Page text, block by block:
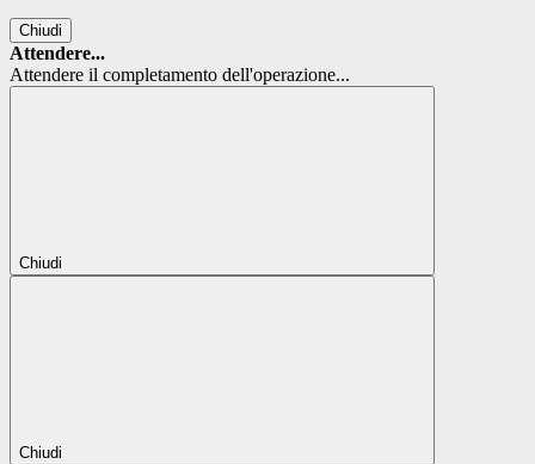
Chiudi
Attendere...
Attendere il completamento dell'operazione...
Chiudi
Chiudi